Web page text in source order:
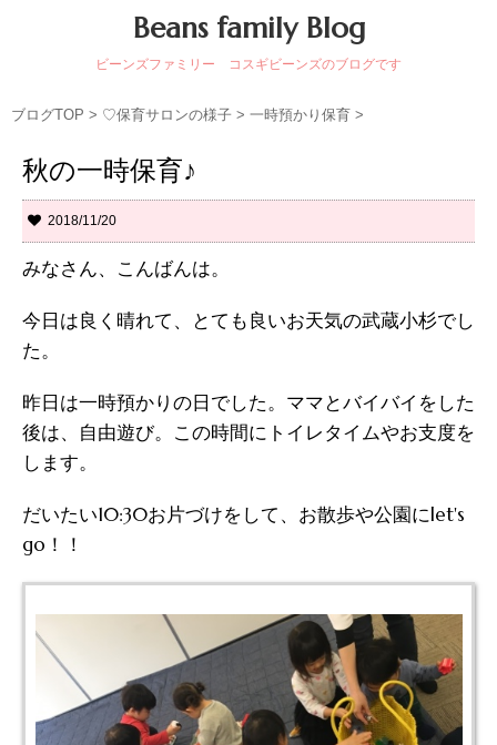
Beans family Blog
ビーンズファミリー コスギビーンズのブログです
ブログTOP > ♡保育サロンの様子 > 一時預かり保育 >
秋の一時保育♪
2018/11/20
みなさん、こんばんは。
今日は良く晴れて、とても良いお天気の武蔵小杉でし
た。
昨日は一時預かりの日でした。ママとバイバイをした
後は、自由遊び。この時間にトイレタイムやお支度を
します。
だいたい10:30お片づけをして、お散歩や公園にlet's
go！！